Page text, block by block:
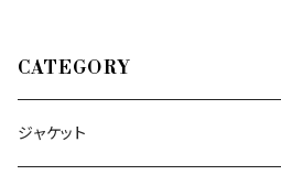
CATEGORY
ジャケット